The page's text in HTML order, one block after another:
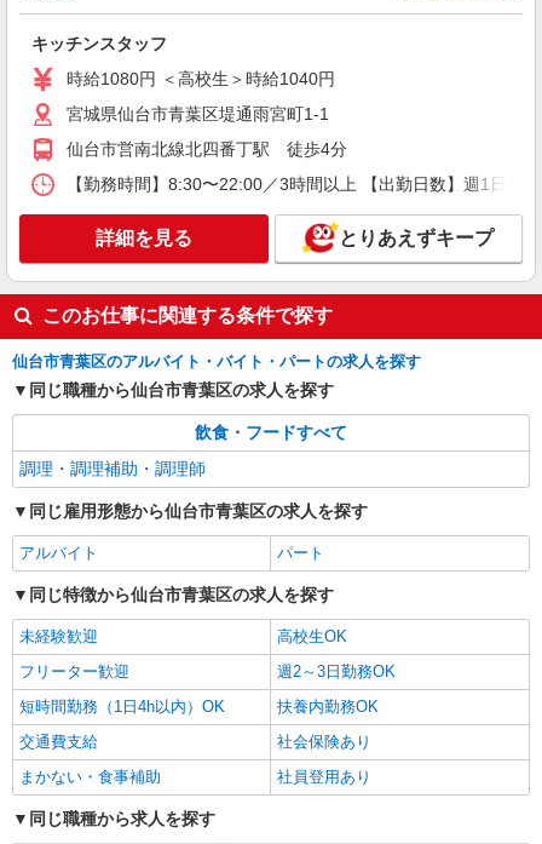
高校生時給1,038円 ※早朝手当（5:00〜9:00）時給
＋150円
宮城県仙台市青葉区中央2-2-29
株式会社ニッコクトラスト 宮城教育大学附属小学校（1679）
時給1,100〜1,200円 ※経験、能力による ※詳
細は面接の際にご説明いたします 【試用期間】 試
更なし
宮城県仙台市青葉区上杉6-4-1
キープ
アルバイト パート
びっくりドンキー 南吉成店
びっくりドンキーのキッチンスタッフ
時給1,080円 18歳未満（高校生含む）時給
1,040円 深夜（22時以降 年少者不可）時給1,350
円 ☆早朝手当：時給＋100円 ☆12月31日〜1月3日
びっくりドンキー 南吉成店 宮城県仙台市青
葉区南吉成3丁目1番地18
キープ 詳細を見る
アルバイト パート
びっくりドンキー 黒松店
びっくりドンキーのキッチンスタッフ
時給1,040円 18歳未満（高校生含む）時給
1,040円 深夜（22時以降 年少者不可）時給1,300
キッチンスタッフ
時給1080円 ＜高校生＞時給1040円
宮城県仙台市青葉区堤通雨宮町1-1
仙台市営南北線北四番丁駅 徒歩4分
【勤務時間】8:30〜22:00／3時間以上 【出勤日数】週1日
詳細を見る とりあえずキープ
このお仕事に関連する条件で探す
仙台市青葉区のアルバイト・バイト・パートの求人を探す
同じ職種から仙台市青葉区の求人を探す
飲食・フードすべて
調理・調理補助・調理師
同じ雇用形態から仙台市青葉区の求人を探す
アルバイト パート
同じ特徴から仙台市青葉区の求人を探す
未経験歓迎
高校生OK
フリーター歓迎
週2～3日勤務OK
短時間勤務（1日4h以内）OK
扶養内勤務OK
交通費支給
社会保険あり
まかない・食事補助
社員登用あり
同じ職種から求人を探す